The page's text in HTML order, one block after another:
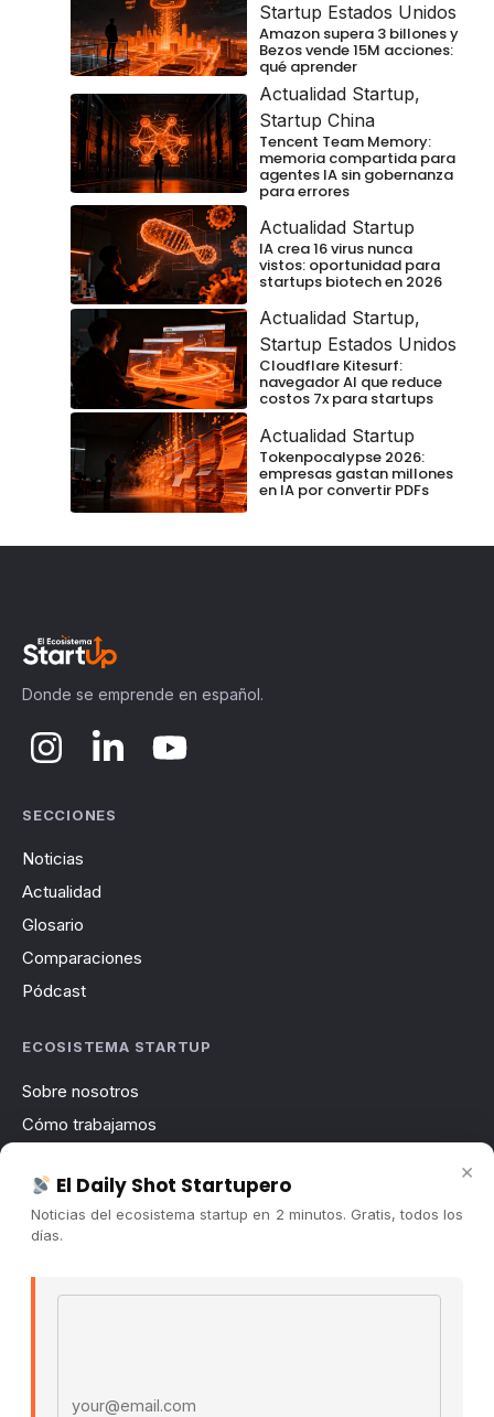
Startup Estados Unidos
Amazon supera 3 billones y
Bezos vende 15M acciones:
qué aprender
Actualidad Startup,
Startup China
Tencent Team Memory:
memoria compartida para
agentes IA sin gobernanza
para errores
Actualidad Startup
IA crea 16 virus nunca
vistos: oportunidad para
startups biotech en 2026
Actualidad Startup,
Startup Estados Unidos
Cloudflare Kitesurf:
navegador AI que reduce
costos 7x para startups
Actualidad Startup
Tokenpocalypse 2026:
empresas gastan millones
en IA por convertir PDFs
Donde se emprende en español.
SECCIONES
Noticias
Actualidad
Glosario
Comparaciones
Pódcast
ECOSISTEMA STARTUP
Sobre nosotros
Cómo trabajamos
Contacto
Publicidad
×
El Daily Shot Startupero
Noticias del ecosistema startup en 2 minutos. Gratis, todos los
días.